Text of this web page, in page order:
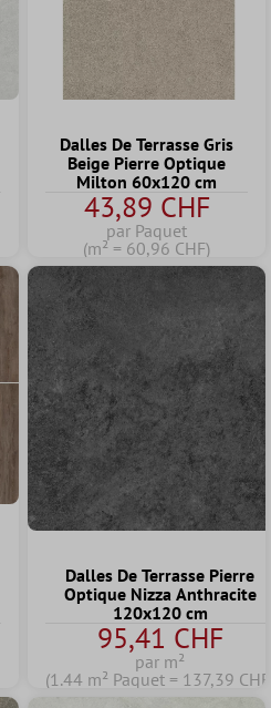
Dalles De Terrasse Gris
Beige Pierre Optique
Milton 60x120 cm
43,89 CHF
par Paquet
(m² = 60,96 CHF)
Dalles De Terrasse Pierre
Optique Nizza Anthracite
120x120 cm
95,41 CHF
par m²
(1.44 m² Paquet = 137,39